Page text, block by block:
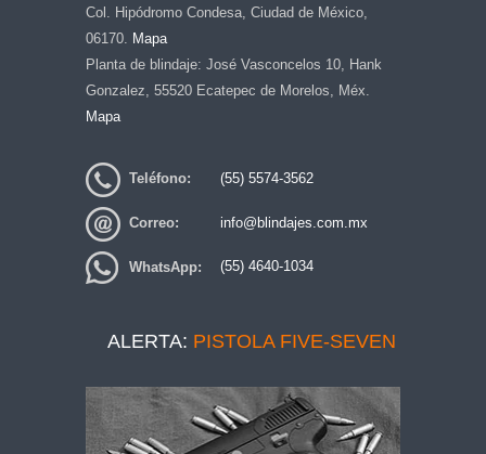
Col. Hipódromo Condesa, Ciudad de México,
06170. Mapa
Planta de blindaje: José Vasconcelos 10, Hank
Gonzalez, 55520 Ecatepec de Morelos, Méx.
Mapa
Teléfono: (55) 5574-3562
Correo: info@blindajes.com.mx
WhatsApp: (55) 4640-1034
ALERTA: PISTOLA FIVE-SEVEN